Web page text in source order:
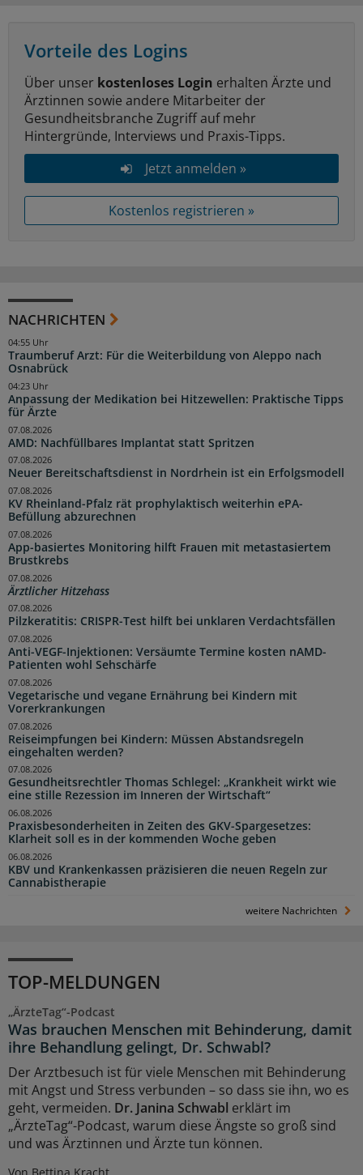
Vorteile des Logins
Über unser kostenloses Login erhalten Ärzte und
Ärztinnen sowie andere Mitarbeiter der
Gesundheitsbranche Zugriff auf mehr
Hintergründe, Interviews und Praxis-Tipps.
Jetzt anmelden »
Kostenlos registrieren »
NACHRICHTEN
Traumberuf Arzt: Für die Weiterbildung von Aleppo nach
Osnabrück
04:55 Uhr
Anpassung der Medikation bei Hitzewellen: Praktische Tipps
für Ärzte
04:23 Uhr
AMD: Nachfüllbares Implantat statt Spritzen
07.08.2026
Neuer Bereitschaftsdienst in Nordrhein ist ein Erfolgsmodell
07.08.2026
KV Rheinland-Pfalz rät prophylaktisch weiterhin ePA-
Befüllung abzurechnen
07.08.2026
App-basiertes Monitoring hilft Frauen mit metastasiertem
Brustkrebs
07.08.2026
Ärztlicher Hitzehass
07.08.2026
Pilzkeratitis: CRISPR-Test hilft bei unklaren Verdachtsfällen
07.08.2026
Anti-VEGF-Injektionen: Versäumte Termine kosten nAMD-
Patienten wohl Sehschärfe
07.08.2026
Vegetarische und vegane Ernährung bei Kindern mit
Vorerkrankungen
07.08.2026
Reiseimpfungen bei Kindern: Müssen Abstandsregeln
eingehalten werden?
07.08.2026
Gesundheitsrechtler Thomas Schlegel: „Krankheit wirkt wie
eine stille Rezession im Inneren der Wirtschaft“
07.08.2026
Praxisbesonderheiten in Zeiten des GKV-Spargesetzes:
Klarheit soll es in der kommenden Woche geben
06.08.2026
KBV und Krankenkassen präzisieren die neuen Regeln zur
Cannabistherapie
06.08.2026
weitere Nachrichten
TOP-MELDUNGEN
„ÄrzteTag“-Podcast
Was brauchen Menschen mit Behinderung, damit
ihre Behandlung gelingt, Dr. Schwabl?
Der Arztbesuch ist für viele Menschen mit Behinderung
mit Angst und Stress verbunden – so dass sie ihn, wo es
geht, vermeiden. Dr. Janina Schwabl erklärt im
„ÄrzteTag“-Podcast, warum diese Ängste so groß sind
und was Ärztinnen und Ärzte tun können.